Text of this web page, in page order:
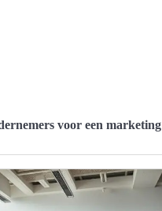
voor een marketing